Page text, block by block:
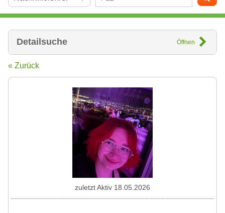
Detailsuche Öffnen
« Zurück
zuletzt Aktiv 18.05.2026